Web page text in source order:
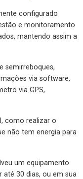
configurado
e monitoramento
mantendo assim a
semirreboques,
via software,
via GPS,
como realizar o
não tem energia para
um equipamento
até 30 dias, ou em sua